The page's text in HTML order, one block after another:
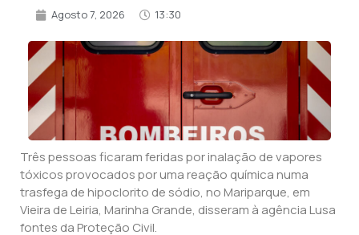
Agosto 7, 2026 13:30
Três pessoas ficaram feridas por inalação de vapores
tóxicos provocados por uma reação química numa
trasfega de hipoclorito de sódio, no Mariparque, em
Vieira de Leiria, Marinha Grande, disseram à agência Lusa
fontes da Proteção Civil.